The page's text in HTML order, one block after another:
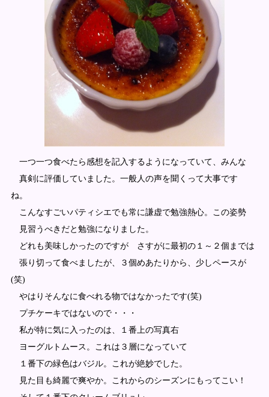
一つ一つ食べたら感想を記入するようになっていて、みんな
真剣に評価していました。一般人の声を聞くって大事です
ね。
こんなすごいパティシエでも常に謙虚で勉強熱心。この姿勢
見習うべきだと勉強になりました。
どれも美味しかったのですが さすがに最初の１～２個までは
張り切って食べましたが、３個めあたりから、少しペースが
(笑)
やはりそんなに食べれる物ではなかったです(笑)
プチケーキではないので・・・
私が特に気に入ったのは、１番上の写真右
ヨーグルトムース。これは３層になっていて
１番下の緑色はバジル。これが絶妙でした。
見た目も綺麗で爽やか。これからのシーズンにもってこい！